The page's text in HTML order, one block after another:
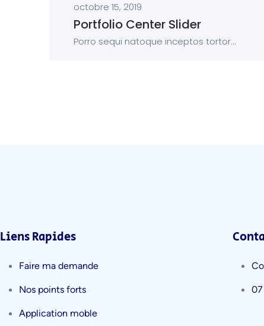
octobre 15, 2019
Portfolio Center Slider
Porro sequi natoque inceptos tortor...
Liens Rapides
Faire ma demande
Nos points forts
Application moble